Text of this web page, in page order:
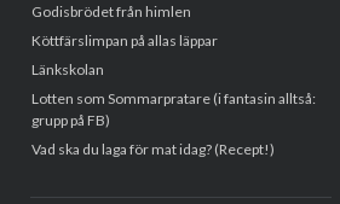
Godisbrödet från himlen
Köttfärslimpan på allas läppar
Länkskolan
Lotten som Sommarpratare (i fantasin alltså:
grupp på FB)
Vad ska du laga för mat idag? (Recept!)